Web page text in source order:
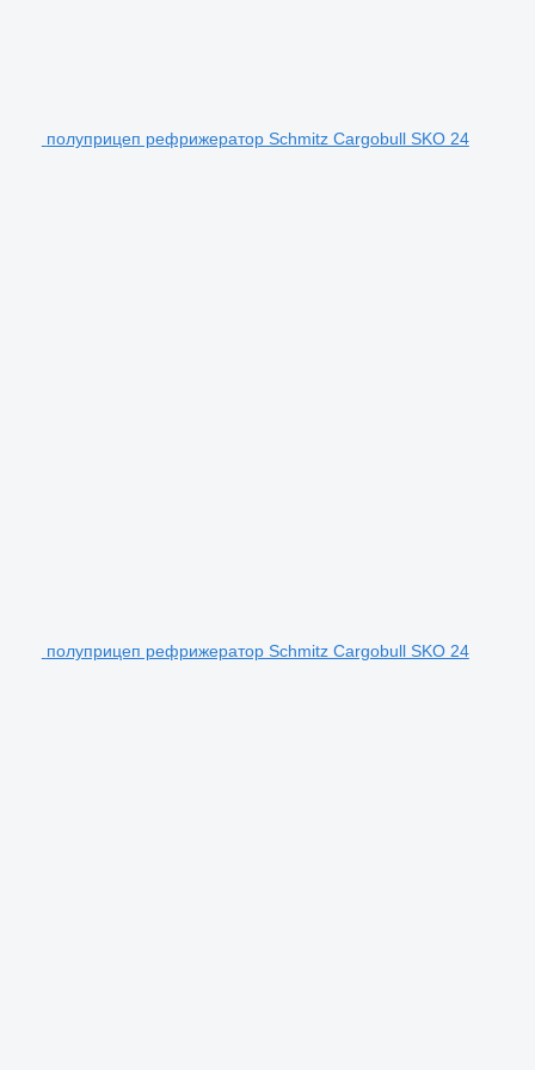
полуприцеп рефрижератор Schmitz Cargobull SKO 24
полуприцеп рефрижератор Schmitz Cargobull SKO 24